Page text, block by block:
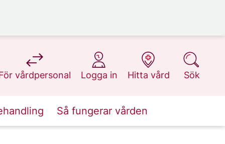
vårdpersonal
på 1177.se
Logga in
på 1177.se
Hitta vård
på 1177.se
Sök
på 1177.se
Så fungerar vården